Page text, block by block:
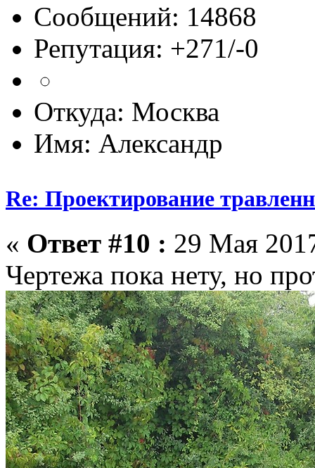
Сообщений: 14868
Репутация: +271/-0
Откуда: Москва
Имя: Александр
Re: Проектирование
« Ответ #10 : 29 Мая
Чертежа пока нету, но